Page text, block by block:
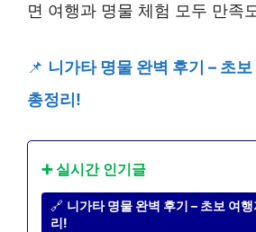
면 여행과 명물 체험 모두 만족
📌 니가타 명물 완벽 후기 – 초
총정리!
➕ 실시간 인기글
🔗 니가타 명물 완벽 후기 – 초보 여
리!